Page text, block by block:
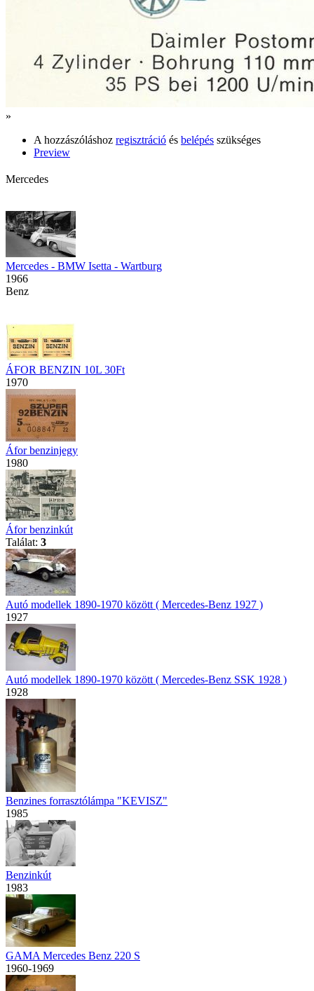
»
A hozzászóláshoz regisztráció és belépés szükséges
Preview
Mercedes
Mercedes - BMW Isetta - Wartburg
1966
Benz
ÁFOR BENZIN 10L 30Ft
1970
Áfor benzinjegy
1980
Áfor benzinkút
Találat: 3
Autó modellek 1890-1970 között ( Mercedes-Benz 1927 )
1927
Autó modellek 1890-1970 között ( Mercedes-Benz SSK 1928 )
1928
Benzines forrasztólámpa "KEVISZ"
1985
Benzinkút
1983
GAMA Mercedes Benz 220 S
1960-1969